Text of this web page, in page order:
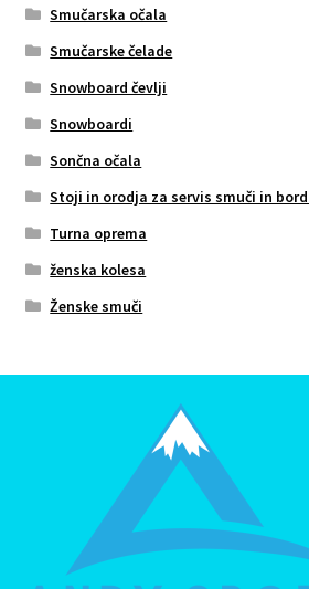
Smučarska očala
Smučarske čelade
Snowboard čevlji
Snowboardi
Sončna očala
Stoji in orodja za servis smuči in
Turna oprema
ženska kolesa
Ženske smuči